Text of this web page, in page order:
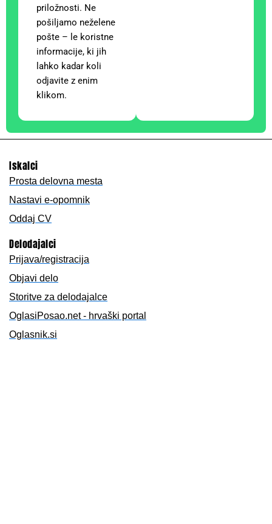
priložnosti. Ne
pošiljamo neželene
pošte – le koristne
informacije, ki jih
lahko kadar koli
odjavite z enim
klikom.
Iskalci
Prosta delovna mesta
Nastavi e-opomnik
Oddaj CV
Delodajalci
Prijava/registracija
Objavi delo
Storitve za delodajalce
OglasiPosao.net - hrvaški portal
Oglasnik.si